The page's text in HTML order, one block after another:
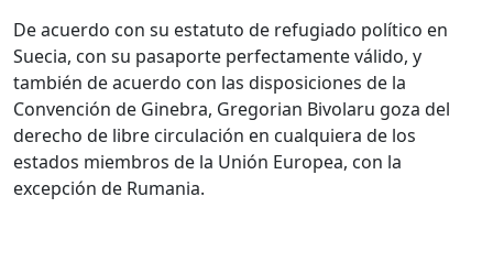
De acuerdo con su estatuto de refugiado político en
Suecia, con su pasaporte perfectamente válido, y
también de acuerdo con las disposiciones de la
Convención de Ginebra, Gregorian Bivolaru goza del
derecho de libre circulación en cualquiera de los
estados miembros de la Unión Europea, con la
excepción de Rumania.